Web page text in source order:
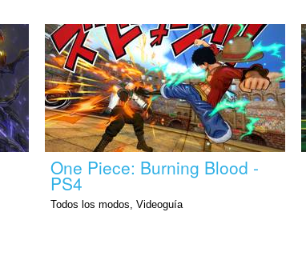
One Piece: Burning Blood -
PS4
Todos los modos, Videoguía